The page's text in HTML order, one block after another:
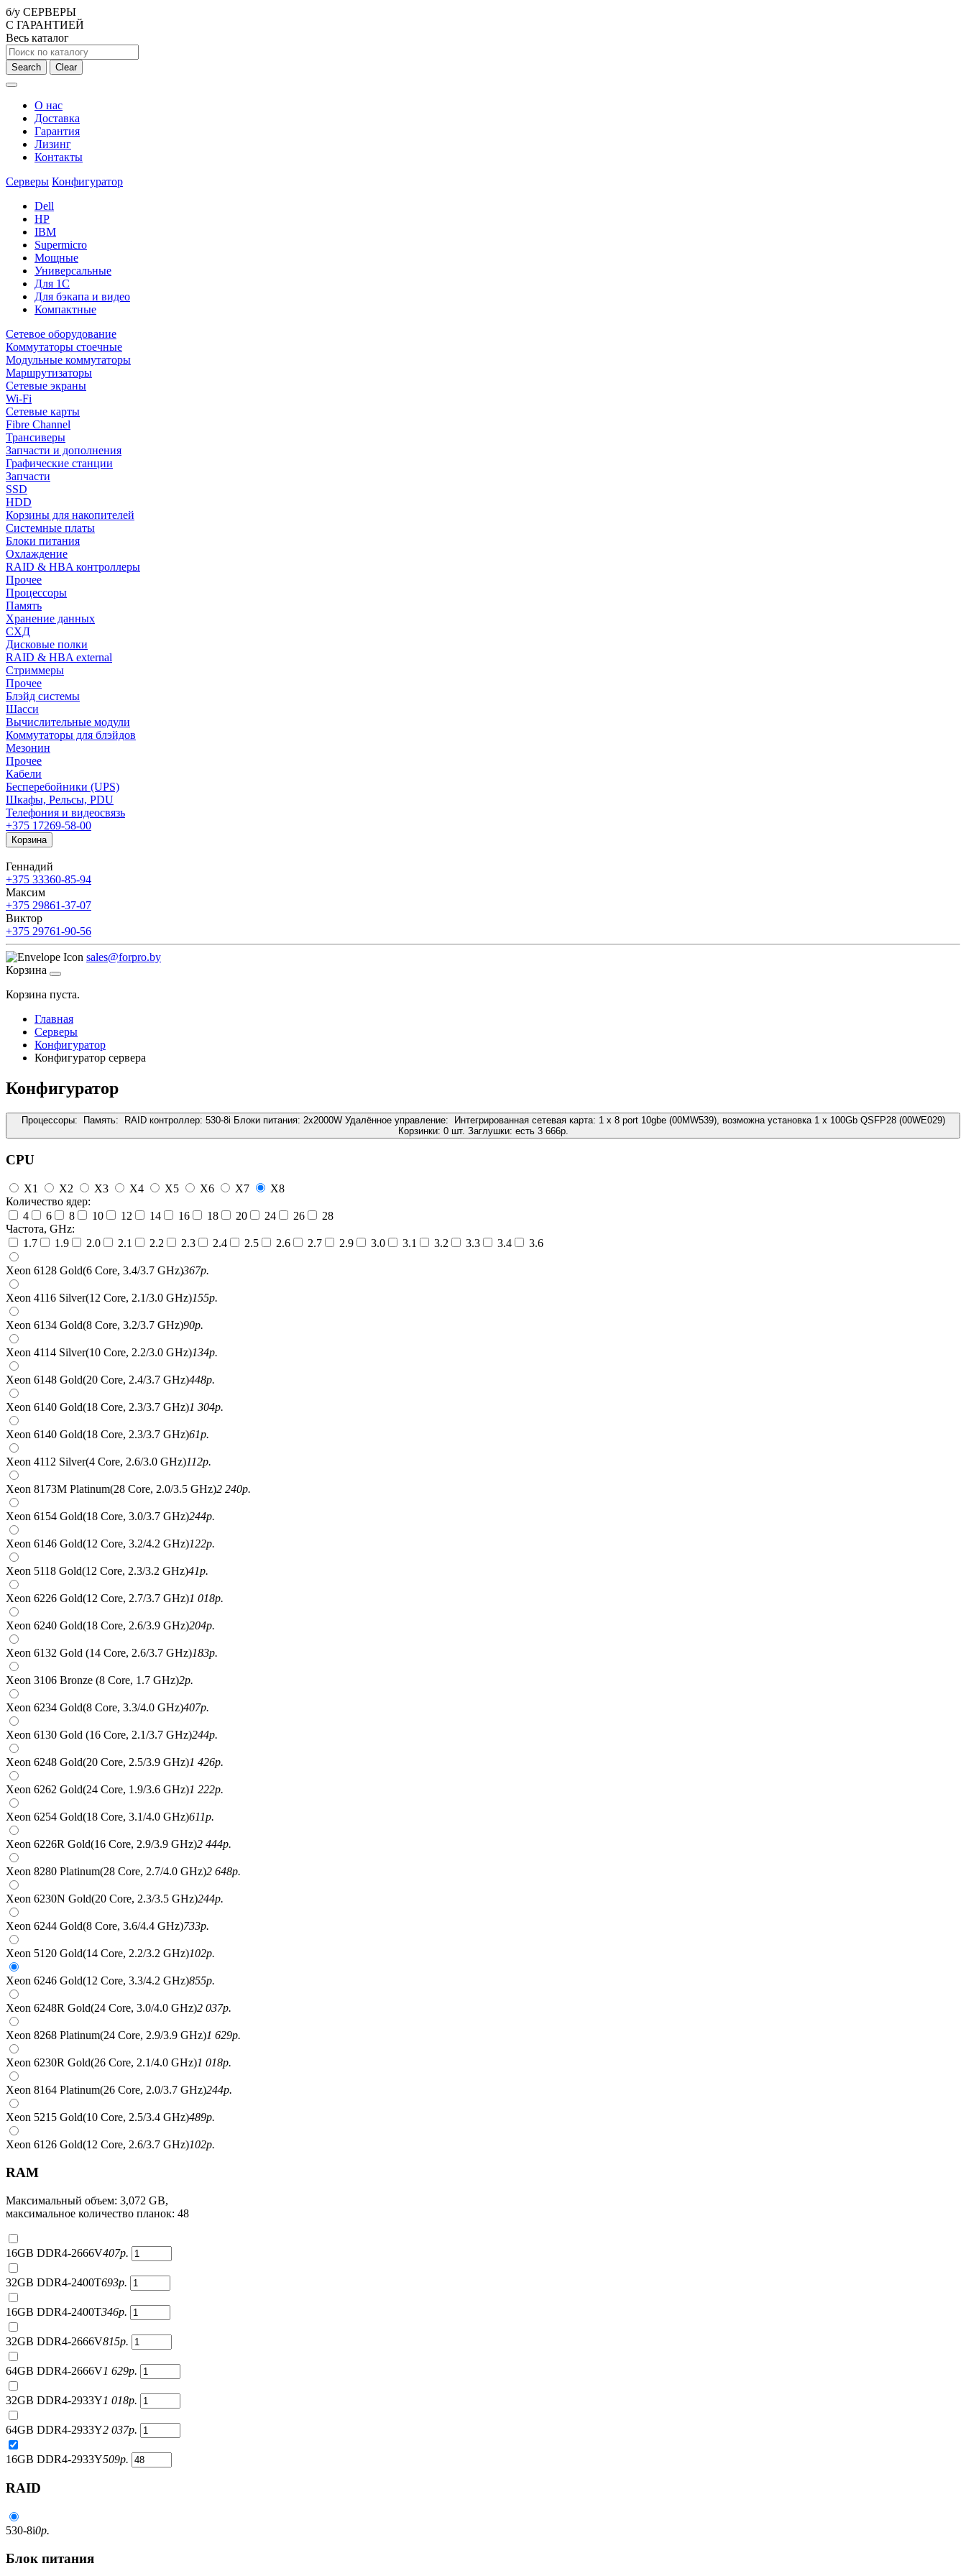
б/у СЕРВЕРЫ
С ГАРАНТИЕЙ
Весь каталог
Search Clear
О нас
Доставка
Гарантия
Лизинг
Контакты
Серверы Конфигуратор
Dell
HP
IBM
Supermicro
Мощные
Универсальные
Для 1С
Для бэкапа и видео
Компактные
Сетевое оборудование
Коммутаторы стоечные
Модульные коммутаторы
Маршрутизаторы
Сетевые экраны
Wi-Fi
Сетевые карты
Fibre Channel
Трансиверы
Запчасти и дополнения
Графические станции
Запчасти
SSD
HDD
Корзины для накопителей
Системные платы
Блоки питания
Охлаждение
RAID & HBA контроллеры
Прочее
Процессоры
Память
Хранение данных
СХД
Дисковые полки
RAID & HBA external
Стриммеры
Прочее
Блэйд системы
Шасси
Вычислительные модули
Коммутаторы для блэйдов
Мезонин
Прочее
Кабели
Бесперебойники (UPS)
Шкафы, Рельсы, PDU
Телефония и видеосвязь
+375 17269-58-00
Корзина
Геннадий
+375 33360-85-94
Максим
+375 29861-37-07
Виктор
+375 29761-90-56
sales@forpro.by
Корзина
Корзина пуста.
Главная
Серверы
Конфигуратор
Конфигуратор сервера
Конфигуратор
Процессоры: Память: RAID контроллер: 530-8i Блоки питания: 2x2000W Удалённое управление: Интегрированная сетевая карта: 1 x 8 port 10gbe (00MW539), возможна установка 1 x 100Gb QSFP28 (00WE029)
Корзинки: 0 шт. Заглушки: есть 3 666р.
CPU
X1 X2 X3 X4 X5 X6 X7
X8
Количество ядер:
4
6 8 10 12 14 16 18 20 24 26
28
Частота, GHz:
1.7
1.9 2.0 2.1 2.2 2.3 2.4 2.5 2.6 2.7 2.9 3.0 3.1 3.2 3.3 3.4 3.6
Xeon 6128 Gold(6 Core, 3.4/3.7 GHz)367р.
Xeon 4116 Silver(12 Core, 2.1/3.0 GHz)155р.
Xeon 6134 Gold(8 Core, 3.2/3.7 GHz)90р.
Xeon 4114 Silver(10 Core, 2.2/3.0 GHz)134р.
Xeon 6148 Gold(20 Core, 2.4/3.7 GHz)448р.
Xeon 6140 Gold(18 Core, 2.3/3.7 GHz)1 304р.
Xeon 6140 Gold(18 Core, 2.3/3.7 GHz)61р.
Xeon 4112 Silver(4 Core, 2.6/3.0 GHz)112р.
Xeon 8173M Platinum(28 Core, 2.0/3.5 GHz)2 240р.
Xeon 6154 Gold(18 Core, 3.0/3.7 GHz)244р.
Xeon 6146 Gold(12 Core, 3.2/4.2 GHz)122р.
Xeon 5118 Gold(12 Core, 2.3/3.2 GHz)41р.
Xeon 6226 Gold(12 Core, 2.7/3.7 GHz)1 018р.
Xeon 6240 Gold(18 Core, 2.6/3.9 GHz)204р.
Xeon 6132 Gold (14 Core, 2.6/3.7 GHz)183р.
Xeon 3106 Bronze (8 Core, 1.7 GHz)2р.
Xeon 6234 Gold(8 Core, 3.3/4.0 GHz)407р.
Xeon 6130 Gold (16 Core, 2.1/3.7 GHz)244р.
Xeon 6248 Gold(20 Core, 2.5/3.9 GHz)1 426р.
Xeon 6262 Gold(24 Core, 1.9/3.6 GHz)1 222р.
Xeon 6254 Gold(18 Core, 3.1/4.0 GHz)611р.
Xeon 6226R Gold(16 Core, 2.9/3.9 GHz)2 444р.
Xeon 8280 Platinum(28 Core, 2.7/4.0 GHz)2 648р.
Xeon 6230N Gold(20 Core, 2.3/3.5 GHz)244р.
Xeon 6244 Gold(8 Core, 3.6/4.4 GHz)733р.
Xeon 5120 Gold(14 Core, 2.2/3.2 GHz)102р.
Xeon 6246 Gold(12 Core, 3.3/4.2 GHz)855р.
Xeon 6248R Gold(24 Core, 3.0/4.0 GHz)2 037р.
Xeon 8268 Platinum(24 Core, 2.9/3.9 GHz)1 629р.
Xeon 6230R Gold(26 Core, 2.1/4.0 GHz)1 018р.
Xeon 8164 Platinum(26 Core, 2.0/3.7 GHz)244р.
Xeon 5215 Gold(10 Core, 2.5/3.4 GHz)489р.
Xeon 6126 Gold(12 Core, 2.6/3.7 GHz)102р.
RAM
Максимальный объем: 3,072 GB,
максимальное количество планок: 48
16GB DDR4-2666V407р.
32GB DDR4-2400T693р.
16GB DDR4-2400T346р.
32GB DDR4-2666V815р.
64GB DDR4-2666V1 629р.
32GB DDR4-2933Y1 018р.
64GB DDR4-2933Y2 037р.
16GB DDR4-2933Y509р.
RAID
530-8i0р.
Блок питания